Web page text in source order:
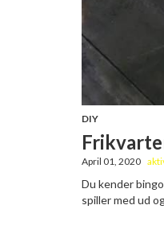
DIY
April 01, 2020
Du kender
spiller med ud